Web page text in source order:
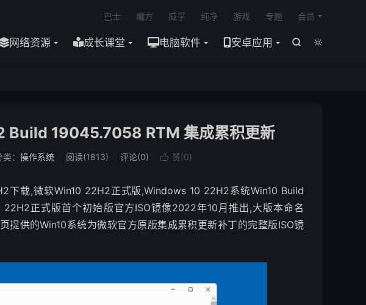


网络资源 成长课堂 电脑软件 安卓应用
巴士 魔方 威孚 纯净 游戏 专题 会员
19045.7058 RTM 集成累积更新
类： 操作系统 阅读(1813) 评论(0)  赞(0)
下载,微软Win10 22H2正式版,Windows 10 22H2系统Win10 Build
正式版首个初始版官方ISO镜像2022年10月推出,大版本命名
提供的Win10系统为微软官方原版集成累积更新补丁的完整版ISO镜